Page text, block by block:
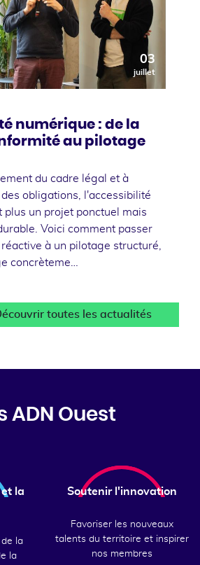
03
juillet
numérique : de la
au pilotage
du cadre légal et à
obligations, l'accessibilité
plus un projet ponctuel mais
Voici comment passer
à un pilotage structuré,
concrèteme…
toutes les actualités
ADN Ouest
la
la
la
Soutenir l'innovation
Favoriser les nouveaux
talents du territoire et inspirer
nos membres